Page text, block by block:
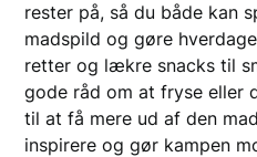
rester på, så du både kan
madspild og gøre
retter og lækre snacks til
gode råd om at fryse eller
til at få mere ud af den
inspirere og gør kampen